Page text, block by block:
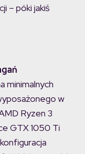
– póki jakiś
minimalnych
w
Ryzen 3
GTX 1050 Ti